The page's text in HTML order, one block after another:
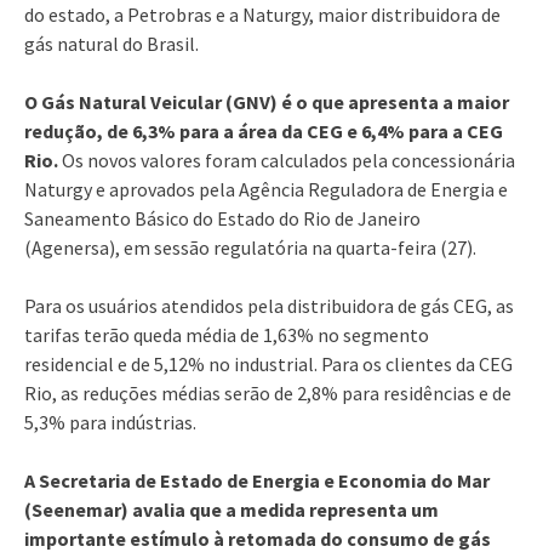
do estado, a Petrobras e a Naturgy, maior distribuidora de
gás natural do Brasil.
O Gás Natural Veicular (GNV) é o que apresenta a maior
redução, de 6,3% para a área da CEG e 6,4% para a CEG
Rio.Os novos valores foram calculados pela concessionária
Naturgy e aprovados pela Agência Reguladora de Energia e
Saneamento Básico do Estado do Rio de Janeiro
(Agenersa), em sessão regulatória na quarta-feira (27).
Para os usuários atendidos pela distribuidora de gás CEG, as
tarifas terão queda média de 1,63% no segmento
residencial e de 5,12% no industrial. Para os clientes da CEG
Rio, as reduções médias serão de 2,8% para residências e de
5,3% para indústrias.
A Secretaria de Estado de Energia e Economia do Mar
(Seenemar) avalia que a medida representa um
importante estímulo à retomada do consumo de gás